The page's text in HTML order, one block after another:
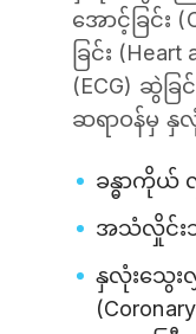
အောင့်ခြင်း
ခြင်း
(ECG) ဆွဲခ
ဆရာဝန်မှ နှ
ခန္ဓာကိုယ်
အသံလှိုင်းသုံ
နှလုံးသွေး